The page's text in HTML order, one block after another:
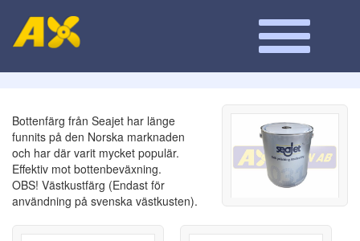
Bottenfärg från Seajet har länge
funnits på den Norska marknaden
och har där varit mycket populär.
Effektiv mot bottenbeväxning.
OBS! Västkustfärg (Endast för
användning på svenska västkusten).